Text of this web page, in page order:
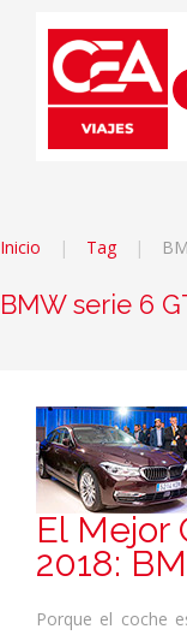
Inicio Tag
BMW serie 6
El Mejor
2018:
Porque el coche